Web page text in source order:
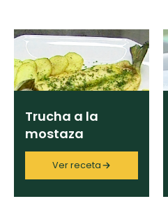
15' 25'
Ingrediente
Trucha a la
mostaza
Ver receta